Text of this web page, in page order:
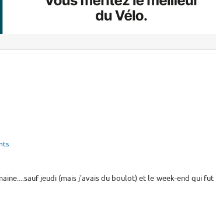
jeudi (mais j'avais du boulot) et le week-end qui fut